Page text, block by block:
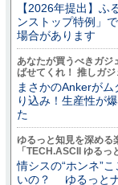
【2026年提出】ふ
ンストップ特例」
場合があります
あなたが買うべきガジ
ばせてくれ！ 推しガ
まさかのAnkerが
り込み！生産性が
た
ゆるっと知見を深める
「TECH.ASCII ゆるっ
情シスの“ホンネ”
いの？ ゆるっと